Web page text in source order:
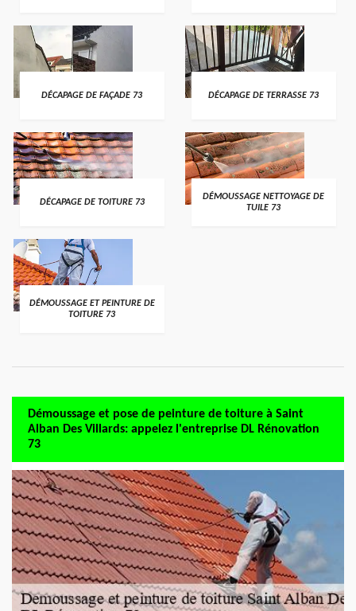
DÉCAPAGE DE FAÇADE 73 DÉCAPAGE DE TERRASSE 73
DÉCAPAGE DE TOITURE 73
DÉMOUSSAGE NETTOYAGE DE
TUILE 73
DÉMOUSSAGE ET PEINTURE DE
TOITURE 73
Démoussage et pose de peinture de toiture à Saint
Alban Des Villards: appelez l'entreprise DL Rénovation
73